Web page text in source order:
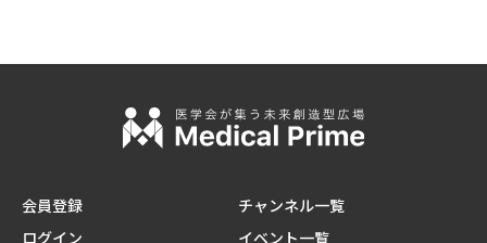
会員登録
ログイン
チャンネル一覧
イベント一覧